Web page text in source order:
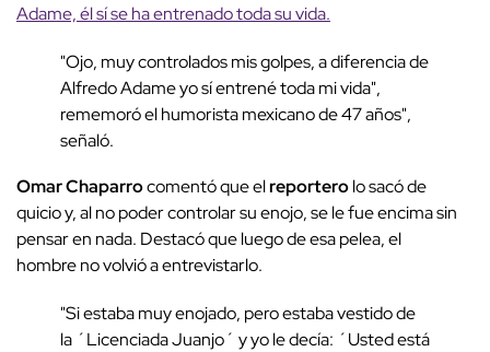
Adame, él sí se ha entrenado toda su vida.
"Ojo, muy controlados mis golpes, a diferencia de
Alfredo Adame yo sí entrené toda mi vida",
rememoró el humorista mexicano de 47 años",
señaló.
Omar Chaparrocomentó que elreporterolo sacó de
quicio y, al no poder controlar su enojo, se le fue encima sin
pensar en nada. Destacó que luego de esa pelea, el
hombre no volvió a entrevistarlo.
"Si estaba muy enojado, pero estaba vestido de
la ´Licenciada Juanjo´ y yo le decía: ´Usted está